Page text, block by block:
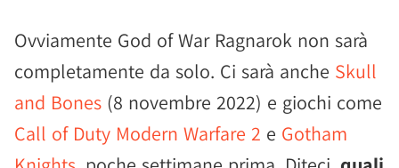
Ovviamente God of War Ragnarok non sarà
completamente da solo. Ci sarà anche Skull
and Bones (8 novembre 2022) e giochi come
Call of Duty Modern Warfare 2 e Gotham